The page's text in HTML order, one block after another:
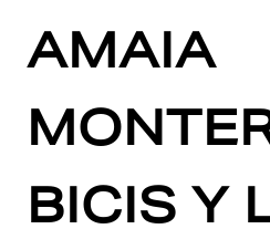
AMAIA
BICIS Y